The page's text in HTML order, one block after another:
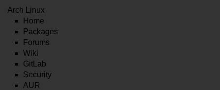
Arch Linux
Home
Packages
Forums
Wiki
GitLab
Security
AUR